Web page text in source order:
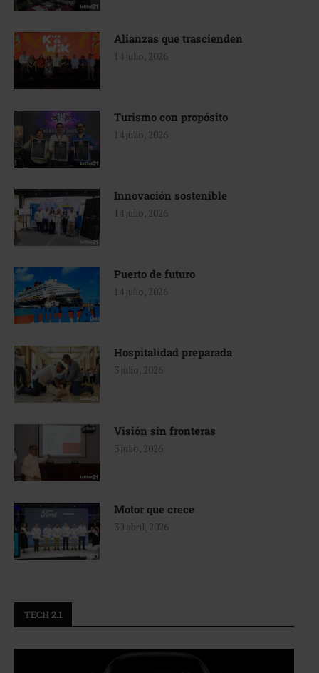
Alianzas que trascienden
14 julio, 2026
Turismo con propósito
14 julio, 2026
Innovación sostenible
14 julio, 2026
Puerto de futuro
14 julio, 2026
Hospitalidad preparada
3 julio, 2026
Visión sin fronteras
3 julio, 2026
Motor que crece
30 abril, 2026
TECH 2.1